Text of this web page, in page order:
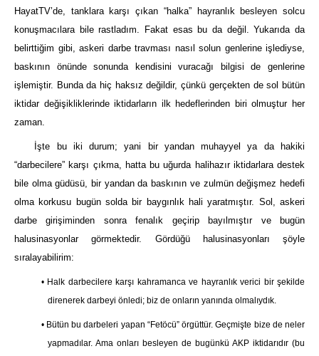
HayatTV’de, tanklara karşı çıkan “halka” hayranlık besleyen solcu
konuşmacılara bile rastladım. Fakat esas bu da değil. Yukarıda da
belirttiğim gibi, askeri darbe travması nasıl solun genlerine işlediyse,
baskının önünde sonunda kendisini vuracağı bilgisi de genlerine
işlemiştir. Bunda da hiç haksız değildir, çünkü gerçekten de sol bütün
iktidar değişikliklerinde iktidarların ilk hedeflerinden biri olmuştur her
zaman.
İşte bu iki durum; yani bir yandan muhayyel ya da hakiki
“darbecilere” karşı çıkma, hatta bu uğurda halihazır iktidarlara destek
bile olma güdüsü, bir yandan da baskının ve zulmün değişmez hedefi
olma korkusu bugün solda bir baygınlık hali yaratmıştır. Sol, askeri
darbe girişiminden sonra fenalık geçirip bayılmıştır ve bugün
halusinasyonlar görmektedir. Gördüğü halusinasyonları şöyle
sıralayabilirim:
• Halk darbecilere karşı kahramanca ve hayranlık verici bir şekilde
direnerek darbeyi önledi; biz de onların yanında olmalıydık.
• Bütün bu darbeleri yapan “Fetöcü” örgüttür. Geçmişte bize de neler
yapmadılar. Ama onları besleyen de bugünkü AKP iktidarıdır (bu